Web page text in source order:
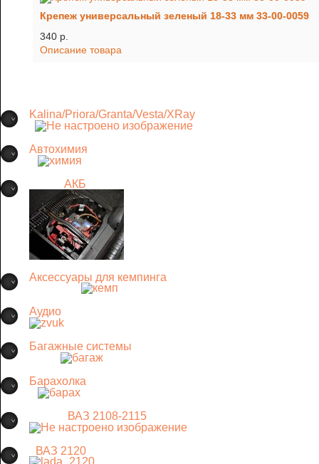
Крепеж универсальный зеленый 18-33 мм 33-00-0059
340 p.
Описание товара
Kalina/Priora/Granta/Vesta/XRay
Автохимия
АКБ
Аксессуары для кемпинга
Аудио
Багажные системы
Барахолка
ВАЗ 2108-2115
ВАЗ 2120